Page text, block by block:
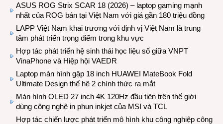
ASUS ROG Strix SCAR 18 (2026) – laptop gaming mạnh
nhất của ROG bán tại Việt Nam với giá gần 180 triệu đồng
LAPP Việt Nam khai trương với định vị Việt Nam là trung
tâm phát triển trọng điểm trong khu vực
Hợp tác phát triển hệ sinh thái học liệu số giữa VNPT
VinaPhone và Hiệp hội VAEDR
Laptop màn hình gập 18 inch HUAWEI MateBook Fold
Ultimate Design thế hệ 2 chính thức ra mắt
Màn hình OLED 27 inch 4K 120Hz đầu tiên trên thế giới
dùng công nghệ in phun inkjet của MSI và TCL
Hợp tác chiến lược phát triển mô hình khu công nghiệp công